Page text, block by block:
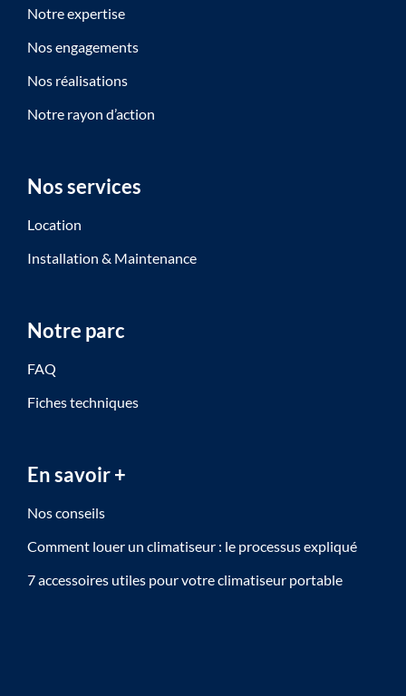
Notre expertise
Nos engagements
Nos réalisations
Notre rayon d’action
Nos services
Location
Installation & Maintenance
Notre parc
FAQ
Fiches techniques
En savoir +
Nos conseils
Comment louer un climatiseur : le processus expliqué
7 accessoires utiles pour votre climatiseur portable